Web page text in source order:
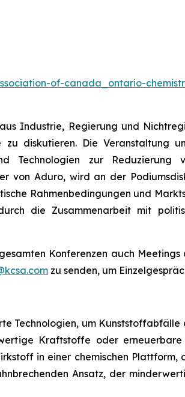
of-canada_ontario-
Industrie, Regierung und
diskutieren. Die Veranstaltung
Technologien zur
von Aduro, wird an der
Rahmenbedingungen und
die Zusammenarbeit mit
Konferenzen auch
zu senden, um
Technologien, um Kunststoffabfälle
Kraftstoffe oder
in einer chemischen
Ansatz, der